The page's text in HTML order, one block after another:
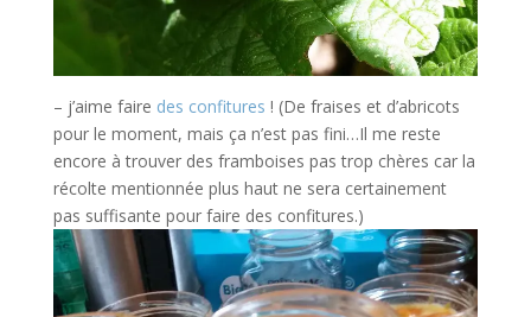
– j’aime faire des confitures ! (De fraises et d’abricots
pour le moment, mais ça n’est pas fini…Il me reste
encore à trouver des framboises pas trop chères car la
récolte mentionnée plus haut ne sera certainement
pas suffisante pour faire des confitures.)